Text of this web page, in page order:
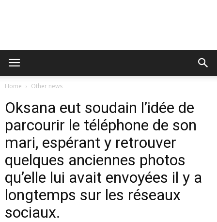
Home Other news
Oksana eut soudain l’idée de
parcourir le téléphone de son
mari, espérant y retrouver
quelques anciennes photos
qu’elle lui avait envoyées il y a
longtemps sur les réseaux
sociaux.